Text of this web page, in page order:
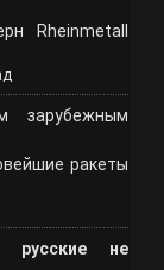
Rheinmetall
зарубежным
ракеты
русские не